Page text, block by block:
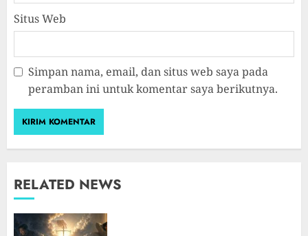
Situs Web
Simpan nama, email, dan situs web saya pada
peramban ini untuk komentar saya berikutnya.
RELATED NEWS